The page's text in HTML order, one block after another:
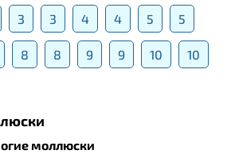
3 3 4 4 5 5
8 8 9 9 10 10
моллюски